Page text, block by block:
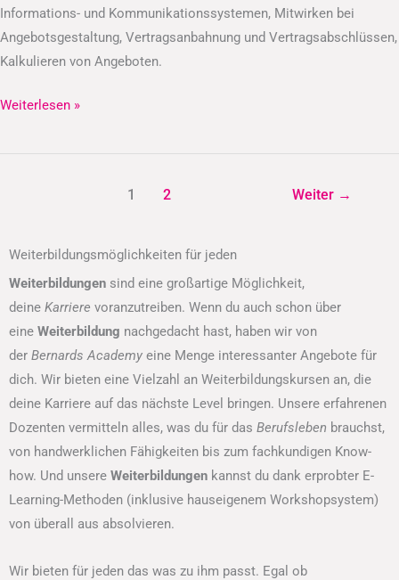
Informations- und Kommunikationssystemen, Mitwirken bei
Angebotsgestaltung, Vertragsanbahnung und Vertragsabschlüssen,
Kalkulieren von Angeboten.
Weiterlesen »
1 2 Weiter →
Weiterbildungsmöglichkeiten für jeden
Weiterbildungen sind eine großartige Möglichkeit,
deine Karriere voranzutreiben. Wenn du auch schon über
eine Weiterbildung nachgedacht hast, haben wir von
der Bernards Academy eine Menge interessanter Angebote für
dich. Wir bieten eine Vielzahl an Weiterbildungskursen an, die
deine Karriere auf das nächste Level bringen. Unsere erfahrenen
Dozenten vermitteln alles, was du für das Berufsleben brauchst,
von handwerklichen Fähigkeiten bis zum fachkundigen Know-
how. Und unsere Weiterbildungen kannst du dank erprobter E-
Learning-Methoden (inklusive hauseigenem Workshopsystem)
von überall aus absolvieren.
Wir bieten für jeden das was zu ihm passt. Egal ob